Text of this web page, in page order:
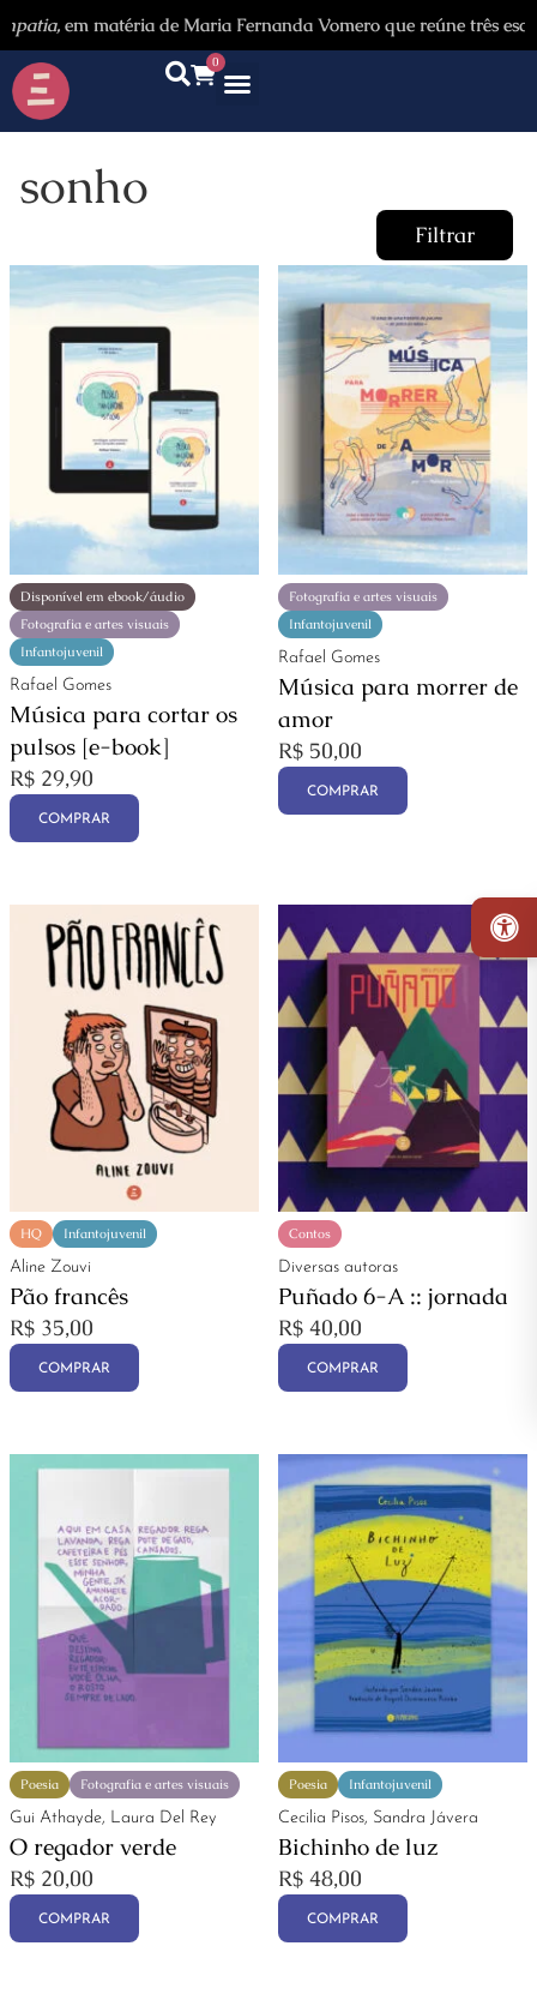
em matéria de Maria Fernanda Vomero que reúne três
0
sonho
Filtrar
Categorias
Autores
Promoção
Disponível em ebook/áudio
Fotografia e artes visuais
Infantojuvenil
Rafael Gomes
Música para cortar os
pulsos [e-book]
R$ 29,90
COMPRAR
Fotografia e artes visuais
Infantojuvenil
Rafael Gomes
Música para morrer de
amor
R$ 50,00
COMPRAR
HQ Infantojuvenil
Aline Zouvi
Pão francês
R$ 35,00
COMPRAR
Contos
Diversas autoras
Puñado 6-A :: jornada
R$ 40,00
COMPRAR
Fotografia e artes visuais
Poesia
Gui Athayde, Laura Del Rey
O regador verde
R$ 20,00
COMPRAR
Infantojuvenil
Poesia
Cecilia Pisos, Sandra Jávera
Bichinho de luz
R$ 48,00
COMPRAR